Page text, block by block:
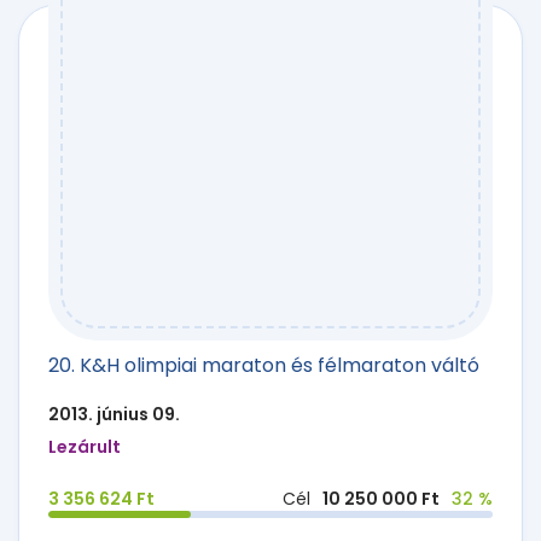
20. K&H olimpiai maraton és félmaraton váltó
2013. június 09.
Lezárult
3 356 624 Ft Cél 10 250 000 Ft 32 %